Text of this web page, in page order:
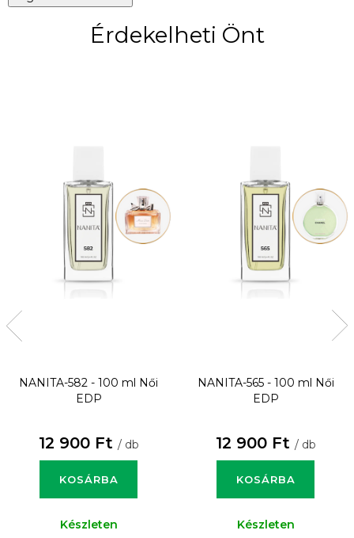
Érdekelheti Önt
NANITA-582 - 100 ml
Női
EDP
12 900 Ft / db
KOSÁRBA
Készleten
NANITA-565 - 100 ml
Női
EDP
12 900 Ft / db
KOSÁRBA
Készleten